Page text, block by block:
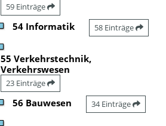
59 Einträge
54 Informatik 58 Einträge
55 Verkehrstechnik,
Verkehrswesen
23 Einträge
56 Bauwesen 34 Einträge